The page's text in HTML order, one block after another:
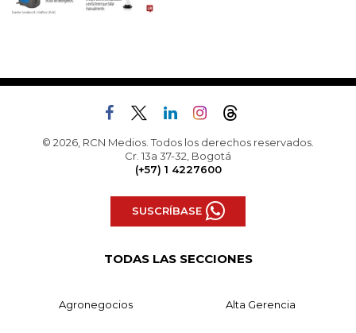
© 2026, RCN Medios. Todos los derechos reservados.
Cr. 13a 37-32, Bogotá
(+57) 1 4227600
SUSCRÍBASE
TODAS LAS SECCIONES
Agronegocios Alta Gerencia